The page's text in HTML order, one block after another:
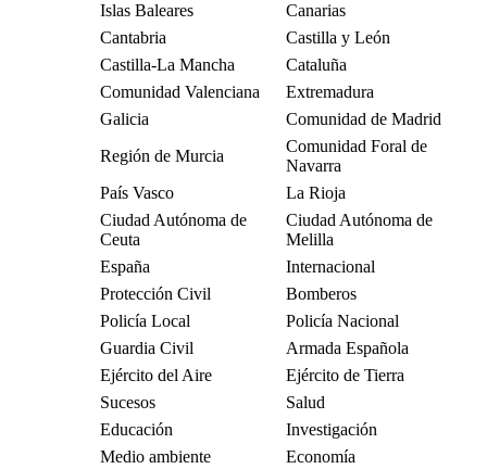
Islas Baleares
Canarias
Cantabria
Castilla y León
Castilla-La Mancha
Cataluña
Comunidad Valenciana
Extremadura
Galicia
Comunidad de Madrid
Región de Murcia
Comunidad Foral de
Navarra
País Vasco
La Rioja
Ciudad Autónoma de
Ceuta
Ciudad Autónoma de
Melilla
España
Internacional
Protección Civil
Bomberos
Policía Local
Policía Nacional
Guardia Civil
Armada Española
Ejército del Aire
Ejército de Tierra
Sucesos
Salud
Educación
Investigación
Medio ambiente
Economía